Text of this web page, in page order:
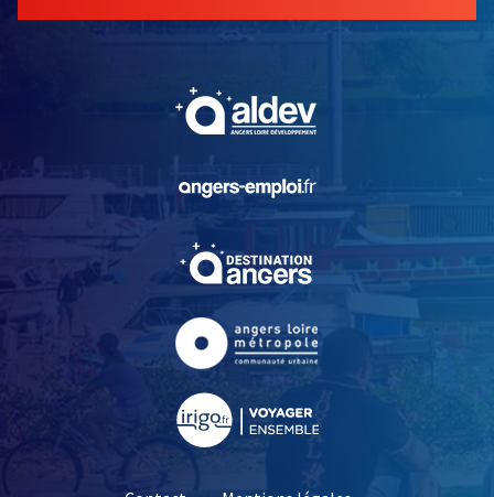
, Ouvre une nouvelle
, Ouvre une nouvelle